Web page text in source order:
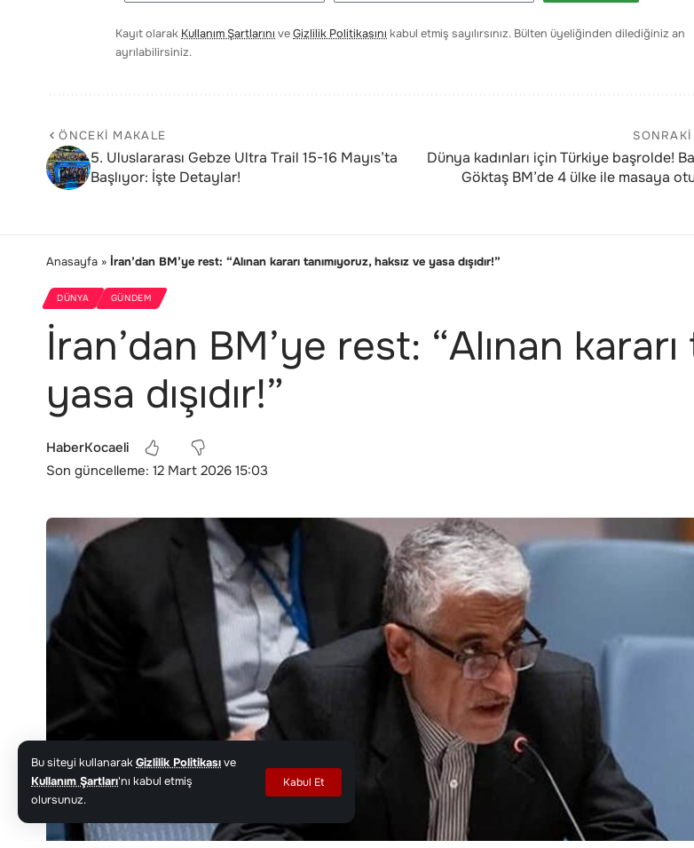
Bu siteyi kullanarakGizlilik Politikasıve
Kullanım Şartları'nı kabul etmiş
olursunuz.
Kabul Et
Kayıt olarak Kullanım ŞartlarınıveGizlilik Politikasını kabul etmiş sayılırsınız. Bülten üyeliğinden dilediğiniz an
ayrılabilirsiniz.
ÖNCEKI MAKALE
5. Uluslararası Gebze Ultra Trail 15-16 Mayıs’ta
Başlıyor: İşte Detaylar!
Dünya kadınları için Türkiye başrolde!
Göktaş BM’de 4 ülke ile masaya
Anasayfa » İran’dan BM’ye rest: “Alınan kararı tanımıyoruz, haksız ve yasa dışıdır!”
DÜNYA GÜNDEM
İran’dan BM’ye rest: “Alınan
yasa dışıdır!”
Son güncelleme: 12 Mart 2026 15:03
HaberKocaeli